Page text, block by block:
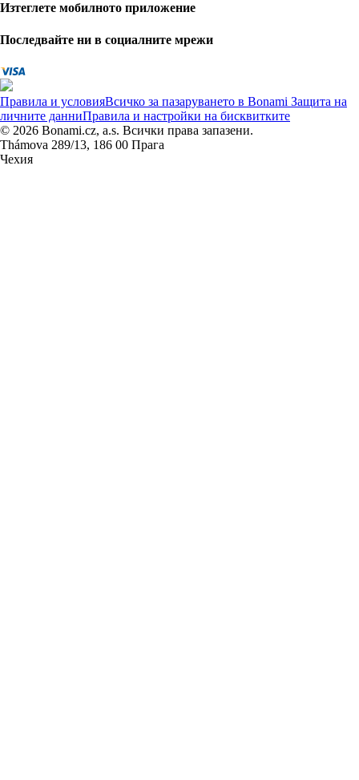
Изтеглете мобилното приложение
Последвайте ни в социалните мрежи
Правила и условияВсичко за пазаруването в Bonami Защита на
личните данниПравила и настройки на бисквитките
© 2026 Bonami.cz, a.s. Всички права запазени.
Thámova 289/13, 186 00 Прага
Чехия